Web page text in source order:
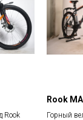
Rook
Rook
Горный